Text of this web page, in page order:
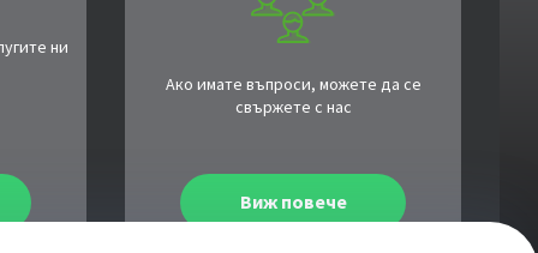
ни
Ако имате въпроси, можете да се
свържете с нас
Виж повече